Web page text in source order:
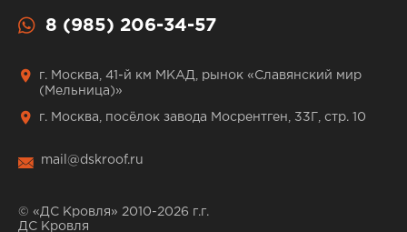
8 (985) 206-34-57
г. Москва, 41-й км МКАД, рынок «Славянский мир
(Мельница)»
г. Москва, посёлок завода Мосрентген, 33Г, стр. 10
mail@dskroof.ru
© «ДС Кровля» 2010-2026 г.г.
ДС Кровля